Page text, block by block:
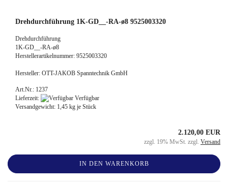
Drehdurchführung 1K-GD__-RA-ø8 9525003320
Drehdurchführung
1K-GD__-RA-ø8
Herstellerartikelnummer: 9525003320
Hersteller: OTT-JAKOB Spanntechnik GmbH
Art.Nr.: 1237
Lieferzeit:
Verfügbar
Versandgewicht: 1,45 kg je Stück
2.120,00 EUR
zzgl. 19% MwSt. zzgl. Versand
IN DEN WARENKORB